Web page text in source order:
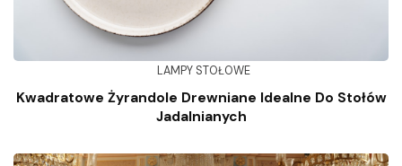
LAMPY STOŁOWE
Kwadratowe Żyrandole Drewniane Idealne Do Stołów
Jadalnianych